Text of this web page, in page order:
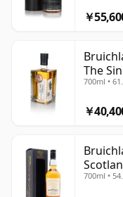
￥
The
700ml •
￥
700ml •